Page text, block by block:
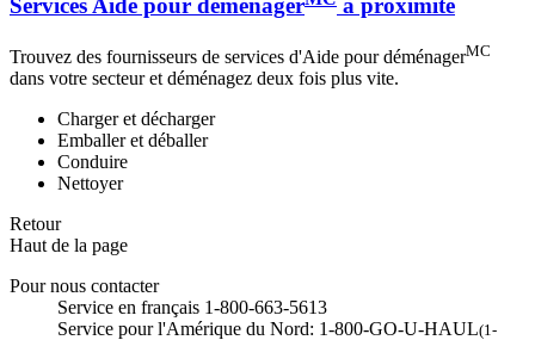
Services Aide pour déménager à proximité
Trouvez des fournisseurs de services d'Aide pour déménagerMC
dans votre secteur et déménagez deux fois plus vite.
Charger et décharger
Emballer et déballer
Conduire
Nettoyer
Retour
Haut de la page
Pour nous contacter
Service en français 1-800-663-5613
Service pour l'Amérique du Nord: 1-800-GO-U-HAUL(1-